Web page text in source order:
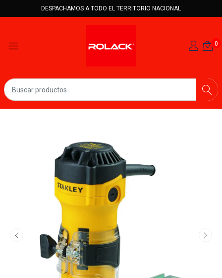
DESPACHAMOS A TODO EL TERRITORIO NACIONAL
0